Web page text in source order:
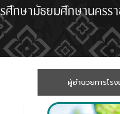
ผู้อำนวยการโรง